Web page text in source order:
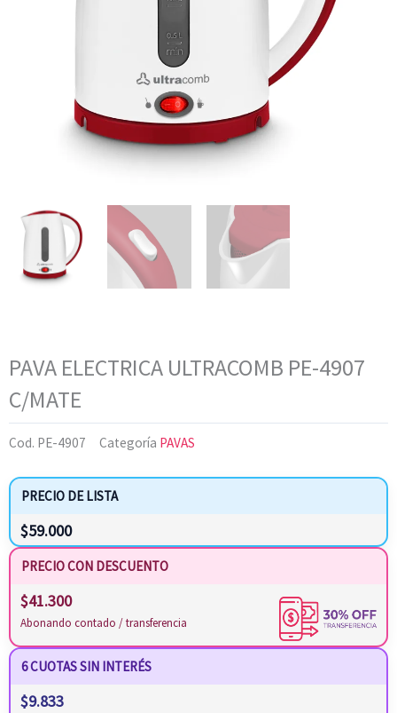
PAVA ELECTRICA ULTRACOMB PE-4907
C/MATE
Cod. PE-4907 Categoría PAVAS
PRECIO DE LISTA
$59.000
PRECIO CON DESCUENTO
$41.300
Abonando contado / transferencia
6 CUOTAS SIN INTERÉS
$9.833